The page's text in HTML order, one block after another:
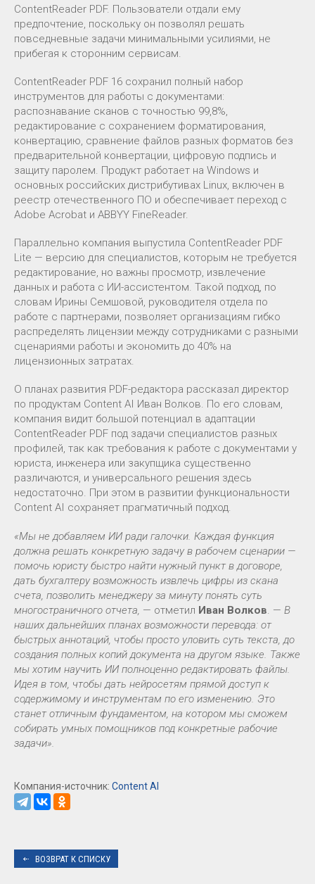
ContentReader PDF. Пользователи отдали ему
предпочтение, поскольку он позволял решать
повседневные задачи минимальными усилиями, не
прибегая к сторонним сервисам.
ContentReader PDF 16 сохранил полный набор
инструментов для работы с документами:
распознавание сканов с точностью 99,8%,
редактирование с сохранением форматирования,
конвертацию, сравнение файлов разных форматов без
предварительной конвертации, цифровую подпись и
защиту паролем. Продукт работает на Windows и
основных российских дистрибутивах Linux, включен в
реестр отечественного ПО и обеспечивает переход с
Adobe Acrobat и ABBYY FineReader.
Параллельно компания выпустила ContentReader PDF
Lite — версию для специалистов, которым не требуется
редактирование, но важны просмотр, извлечение
данных и работа с ИИ-ассистентом. Такой подход, по
словам Ирины Семшовой, руководителя отдела по
работе с партнерами, позволяет организациям гибко
распределять лицензии между сотрудниками с разными
сценариями работы и экономить до 40% на
лицензионных затратах.
О планах развития PDF-редактора рассказал директор
по продуктам Content AI Иван Волков. По его словам,
компания видит большой потенциал в адаптации
ContentReader PDF под задачи специалистов разных
профилей, так как требования к работе с документами у
юриста, инженера или закупщика существенно
различаются, и универсального решения здесь
недостаточно. При этом в развитии функциональности
Content AI сохраняет прагматичный подход.
«Мы не добавляем ИИ ради галочки. Каждая функция
должна решать конкретную задачу в рабочем сценарии —
помочь юристу быстро найти нужный пункт в договоре,
дать бухгалтеру возможность извлечь цифры из скана
счета, позволить менеджеру за минуту понять суть
многостраничного отчета, — отметил Иван Волков. — В
наших дальнейших планах возможности перевода: от
быстрых аннотаций, чтобы просто уловить суть текста, до
создания полных копий документа на другом языке. Также
мы хотим научить ИИ полноценно редактировать файлы.
Идея в том, чтобы дать нейросетям прямой доступ к
содержимому и инструментам по его изменению. Это
станет отличным фундаментом, на котором мы сможем
собирать умных помощников под конкретные рабочие
задачи».
Компания-источник: Content AI
ВОЗВРАТ К СПИСКУ